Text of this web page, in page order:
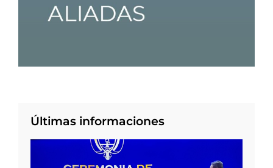
Últimas informaciones